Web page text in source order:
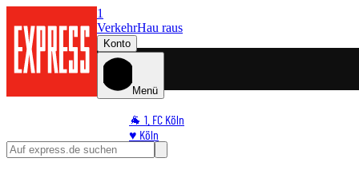
1
VerkehrHau raus
Konto
Menü
🐐 1. FC Köln
♥️ Köln